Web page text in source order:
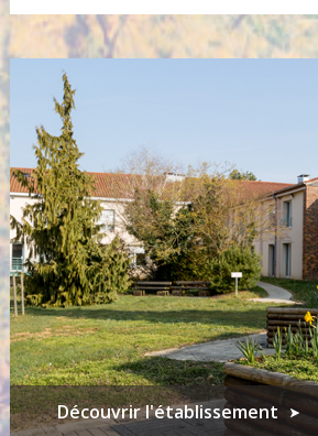
Découvrir l'établissement